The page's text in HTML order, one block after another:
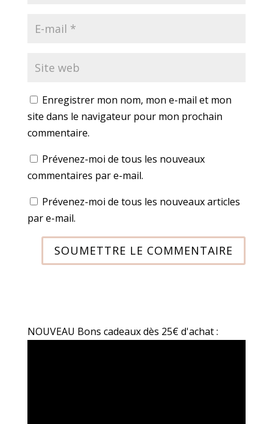
Enregistrer mon nom, mon e-mail et mon
site dans le navigateur pour mon prochain
commentaire.
Prévenez-moi de tous les nouveaux
commentaires par e-mail.
Prévenez-moi de tous les nouveaux articles
par e-mail.
SOUMETTRE LE COMMENTAIRE
NOUVEAU Bons cadeaux dès 25€ d'achat :